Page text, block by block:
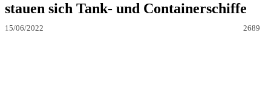
stauen sich Tank- und Containerschiffe
15/06/2022 2689